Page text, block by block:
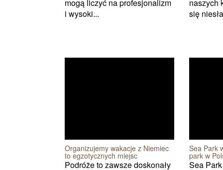
mogą liczyć na profesjonalizm
i wysoki...
naszych
się
Organizujemy wakacje z Niemiec
to egzotycznych miejsc
Podróże to zawsze doskonały
Sea Park
park w
Sea